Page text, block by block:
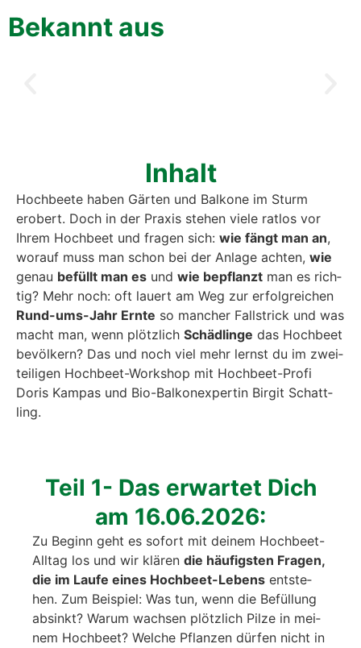
Bekannt aus
Inhalt
Hoch­bee­te haben Gär­ten und Bal­ko­ne im Sturm
erobert. Doch in der Pra­xis ste­hen vie­le rat­los vor
Ihrem Hoch­beet und fra­gen sich: wie fängt man an,
wor­auf muss man schon bei der Anla­ge ach­ten, wie
genau befüllt man es und wie bepflanzt man es rich­
tig? Mehr noch: oft lau­ert am Weg zur erfolg­rei­chen
Rund-ums-Jahr Ern­te so man­cher Fall­strick und was
macht man, wenn plötz­lich Schäd­lin­ge das Hoch­beet
bevöl­kern? Das und noch viel mehr lernst du im zwei­
tei­li­gen Hoch­beet-Work­shop mit Hoch­beet-Pro­fi
Doris Kam­pas und Bio-Bal­kon­ex­per­tin Bir­git Schatt­
ling.
Teil 1- Das erwar­tet Dich
am 16.06.2026:
Zu Beginn geht es sofort mit dei­nem Hoch­beet-
All­tag los und wir klä­ren die häu­figs­ten Fra­gen,
die im Lau­fe eines Hoch­beet-Lebens ent­ste­
hen. Zum Bei­spiel: Was tun, wenn die Befül­lung
absinkt? War­um wach­sen plötz­lich Pil­ze in mei­
nem Hoch­beet? Wel­che Pflan­zen dür­fen nicht in